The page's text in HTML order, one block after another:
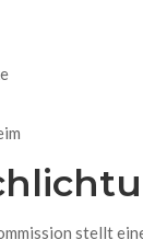
stellt